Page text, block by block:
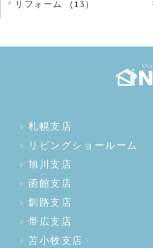
リフォーム (13)
札幌支店
リビングショールーム
旭川支店
函館支店
釧路支店
帯広支店
苫小牧支店